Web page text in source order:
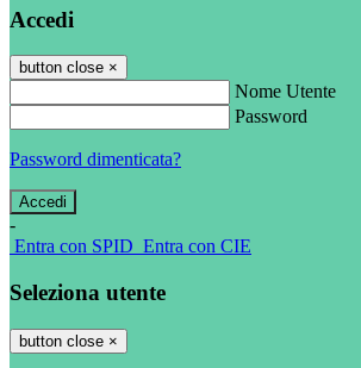
Accedi
button close ×
Nome Utente
Password
Password dimenticata?
-
Entra con SPID Entra con CIE
Seleziona utente
button close ×